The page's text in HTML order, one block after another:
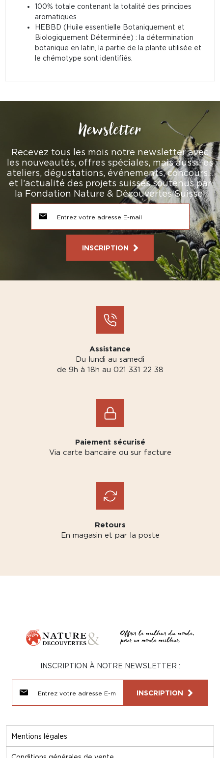
100% totale contenant la totalité des principes
aromatiques
HEBBD (Huile essentielle Botaniquement et
Biologiquement Déterminée) : la détermination
botanique en latin, la partie de la plante utilisée et
le chémotype sont identifiés.
Newsletter
Recevez tous les mois notre newsletter avec
les nouveautés, offres spéciales, mais aussi les
ateliers, dégustations, événements, concours…
et l’actualité des projets suisses soutenus par
la Fondation Nature & Découvertes Suisse!
INSCRIPTION
Assistance
Du lundi au samedi
de 9h à 18h au 021 331 22 38
Paiement sécurisé
Via carte bancaire ou sur facture
Retours
En magasin et par la poste
Mentions légales
INSCRIPTION À NOTRE NEWSLETTER :
INSCRIPTION